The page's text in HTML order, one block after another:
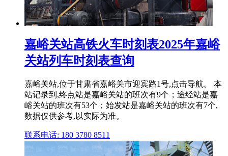
嘉峪关站高铁火车时刻表2025年嘉峪
关站列车时刻表查询
嘉峪关站,位于甘肃省嘉峪关市迎宾路1号,点击导航。 本
站记录到,终点站是嘉峪关站的班次有9个；途经站是嘉
峪关站的班次有53个；始发站是嘉峪关站的班次有7个,
数据仅供参考,以实际为准。
联系电话: 180 3780 8511